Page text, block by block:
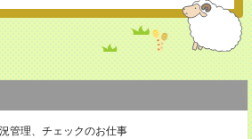
管理、チェックのお仕事